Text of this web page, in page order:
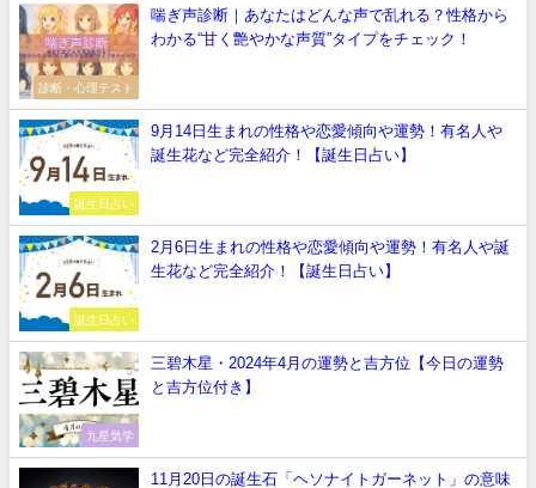
診断・心理テスト
喘ぎ声診断｜あなたはどんな声で乱れる？性格から
わかる“甘く艶やかな声質”タイプをチェック！
誕生日占い
9月14日生まれの性格や恋愛傾向や運勢！有名人や
誕生花など完全紹介！【誕生日占い】
誕生日占い
2月6日生まれの性格や恋愛傾向や運勢！有名人や誕
生花など完全紹介！【誕生日占い】
九星気学
三碧木星・2024年4月の運勢と吉方位【今日の運勢
と吉方位付き】
11月20日の誕生石「ヘソナイトガーネット」の意味